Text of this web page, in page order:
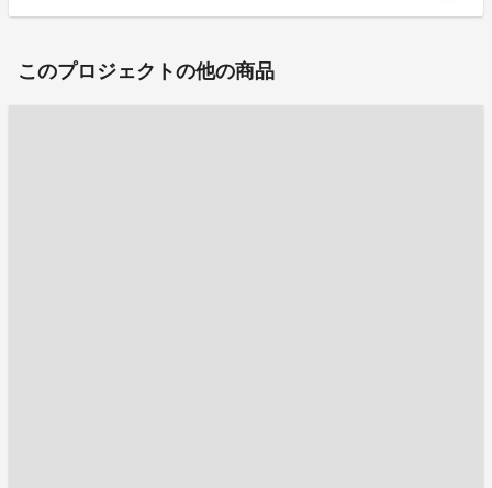
このプロジェクトの他の商品